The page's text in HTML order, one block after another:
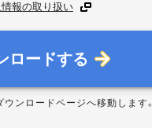
報の取り扱い
ロードする
ウンロードページへ移動します。